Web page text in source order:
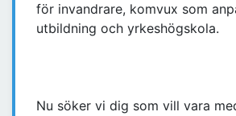
för invandrare, komvux som
utbildning och yrkeshögskola.
Nu söker vi dig som vill vara